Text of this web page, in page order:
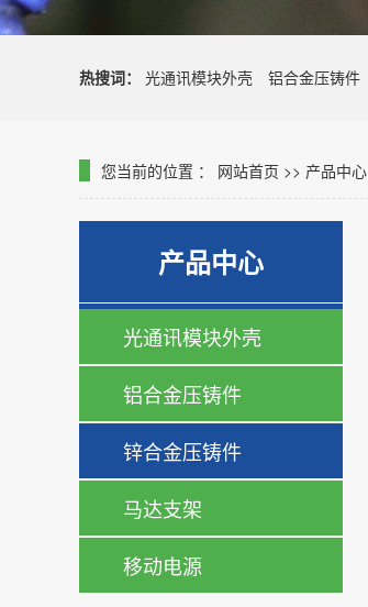
热搜词： 光通讯模块外壳 铝合金压铸件
您当前的位置 ： 网站首页 >> 产品中心
产品中心
光通讯模块外壳
铝合金压铸件
锌合金压铸件
马达支架
移动电源